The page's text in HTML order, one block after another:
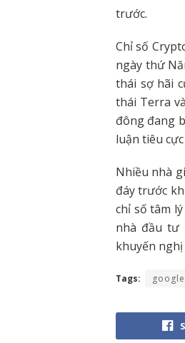
trước.
Chỉ số
ngày thứ
thái sợ hãi
thái Terra
đông đang
luận tiêu
Nhiều nhà
đáy trước
chỉ số tâm
nhà đầu tư
khuyến
Tags: google